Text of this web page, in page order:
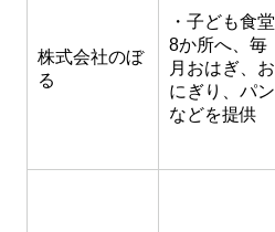
株式会社のぼ
る
・子ども食堂
8か所へ、毎
月おはぎ、お
にぎり、パン
などを提供